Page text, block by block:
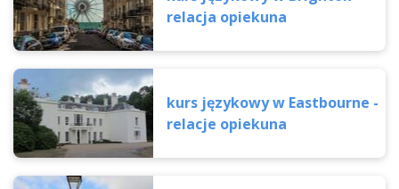
relacja opiekuna
kurs językowy w Eastbourne -
relacje opiekuna